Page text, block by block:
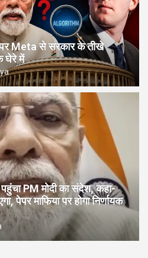
पर Meta से सरकार के तीखे
घेरे में
PM मोदी का संदेश, कहा-
पेपर माफिया पर होगा निर्णायक